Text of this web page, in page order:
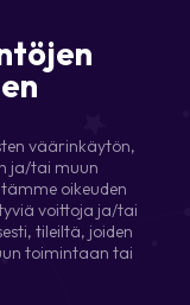
väärinkäytön,
ja/tai muun
oikeuden
voittoja ja/tai
tileiltä, joiden
toimintaan tai